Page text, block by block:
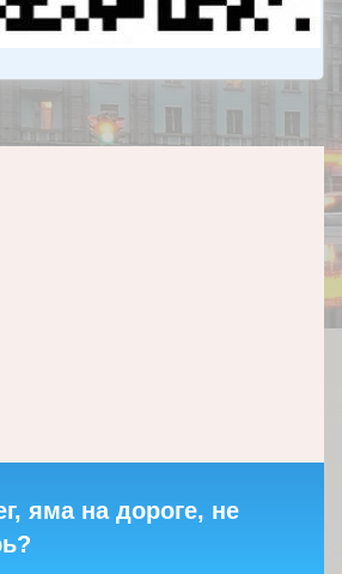
яма на дороге, не